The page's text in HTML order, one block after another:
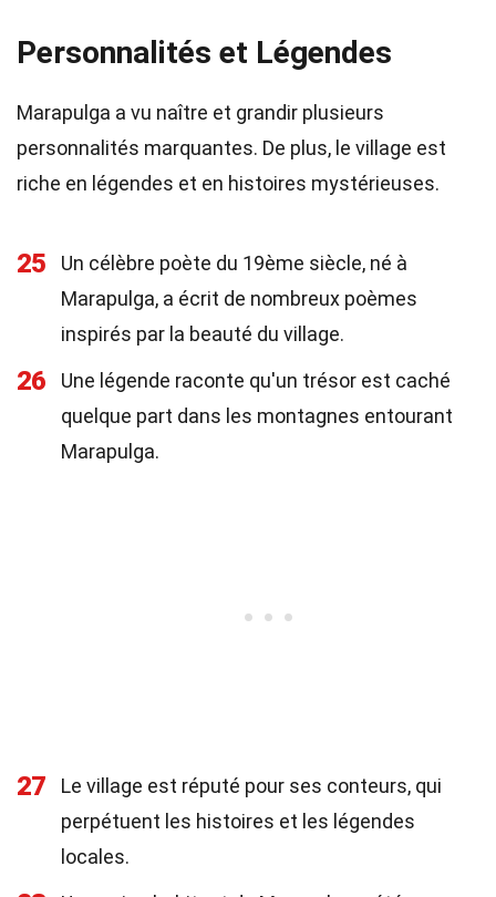
Personnalités et Légendes
Marapulga a vu naître et grandir plusieurs
personnalités marquantes. De plus, le village est
riche en légendes et en histoires mystérieuses.
25
Un célèbre poète du 19ème siècle, né à
Marapulga, a écrit de nombreux poèmes
inspirés par la beauté du village.
26
Une légende raconte qu'un trésor est caché
quelque part dans les montagnes entourant
Marapulga.
27
Le village est réputé pour ses conteurs, qui
perpétuent les histoires et les légendes
locales.